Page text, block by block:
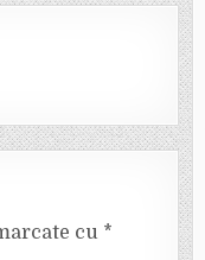
cu *